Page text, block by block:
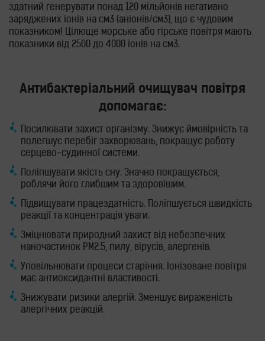
здатний генерувати понад 120 мільйонів негативно
заряджених іонів на см3 (аніонів/см3), що є чудовим
показником! Цілюще морське або гірське повітря мають
показники від 2500 до 4000 іонів на см3.
Антибактеріальний очищувач повітря
допомагає:
Посилювати захист організму. Знижує ймовірність та
полегшує перебіг захворювань, покращує роботу
серцево-судинної системи.
Поліпшувати якість сну. Значно покращується,
роблячи його глибшим та здоровішим.
Підвищувати працездатність. Поліпшується швидкість
реакції та концентрація уваги.
Зміцнювати природний захист від небезпечних
наночастинок PM2.5, пилу, вірусів, алергенів.
Уповільнювати процеси старіння. Іонізоване повітря
має антиоксидантні властивості.
Знижувати ризики алергій. Зменшує вираженість
алергічних реакцій.